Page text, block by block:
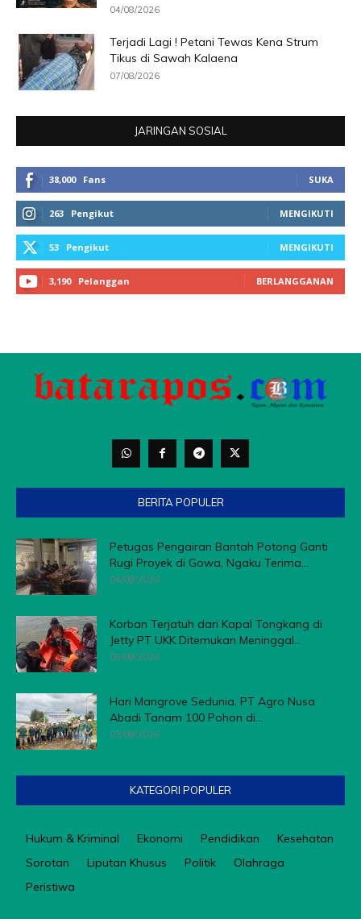
04/08/2026
Terjadi Lagi ! Petani Tewas Kena Strum
Tikus di Sawah Kalaena
07/08/2026
JARINGAN SOSIAL
38,000 Fans SUKA
263 Pengikut MENGIKUTI
53 Pengikut MENGIKUTI
3,190 Pelanggan BERLANGGANAN
BERITA POPULER
Petugas Pengairan Bantah Potong Ganti
Rugi Proyek di Gowa, Ngaku Terima...
04/08/2026
Korban Terjatuh dari Kapal Tongkang di
Jetty PT UKK Ditemukan Meninggal...
05/08/2026
Hari Mangrove Sedunia, PT Agro Nusa
Abadi Tanam 100 Pohon di...
03/08/2026
KATEGORI POPULER
Hukum & Kriminal Ekonomi Pendidikan
Kesehatan
Sorotan
Liputan Khusus Politik
Olahraga
Peristiwa